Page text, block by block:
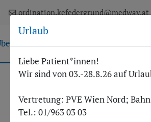
ordination.kefedergrund@medway.at
uns
Urlaub
Liebe Patient*innen!
Wir sind von 03.-28.8.26 auf
Vertretung: PVE Wien Nord;
Tel.: 01/963 03 03